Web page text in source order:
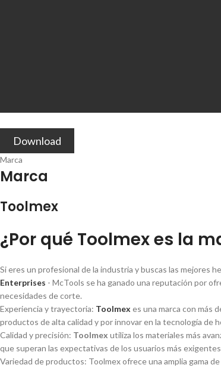
Download
Marca
Marca
Toolmex
¿Por qué Toolmex es la
Si eres un profesional de la industria y buscas las mejores
Enterprises - McTools se ha ganado una reputación por
necesidades de corte.
Experiencia y trayectoria: Toolmex es una marca con más
productos de alta calidad y por innovar en la tecnologí­a de
Calidad y precisión: Toolmex utiliza los materiales más
que superan las expectativas de los usuarios más
Variedad de productos: Toolmex ofrece una amplia gama